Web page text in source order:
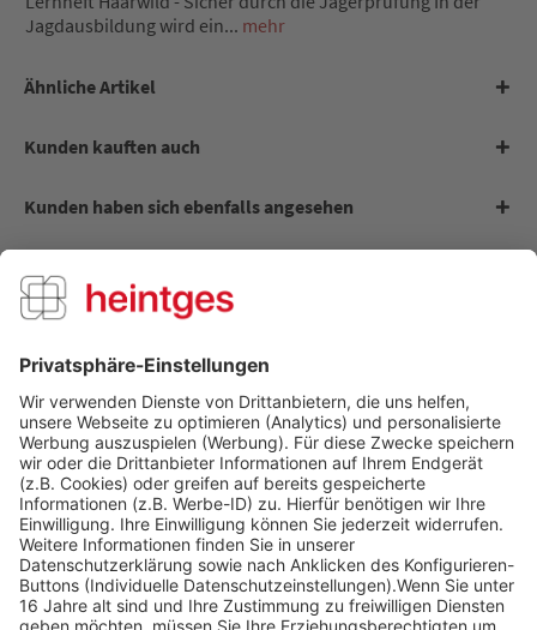
Jagdausbildung wird ein... mehr
Ähnliche Artikel
Kunden kauften auch
Kunden haben sich ebenfalls angesehen
Digitale Bundles - Jagd
Über uns
Service Hotline
Shop Service